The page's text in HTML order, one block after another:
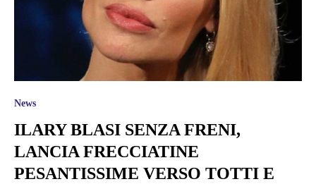
News
ILARY BLASI SENZA FRENI,
LANCIA FRECCIATINE
PESANTISSIME VERSO TOTTI E